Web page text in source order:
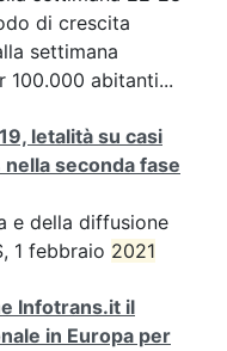
di crescita
settimana
100.000 abitanti...
letalità su casi
seconda fase
e della diffusione
1 febbraio 2021
Infotrans.it il
in Europa per